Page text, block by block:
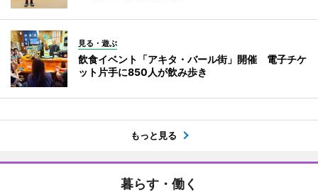
見る・遊ぶ
飲食イベント「アキタ・バール街」開催 電子チケ
ット片手に850人が飲み歩き
もっと見る
暮らす・働く